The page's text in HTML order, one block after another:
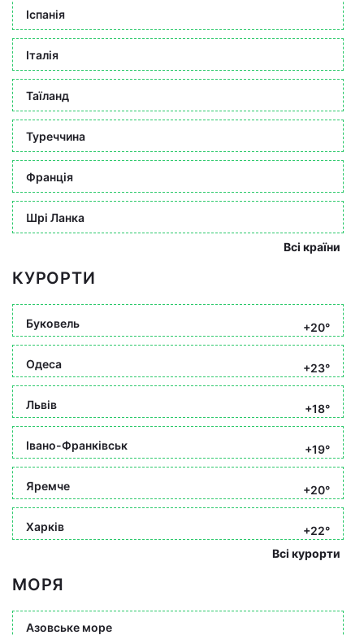
Іспанія
Італія
Таїланд
Туреччина
Франція
Шрі Ланка
Всі країни
КУРОРТИ
Буковель +20°
Одеса +23°
Львів +18°
Івано-Франківськ +19°
Яремче +20°
Харків
+22°
Всі курорти
МОРЯ
Азовське море